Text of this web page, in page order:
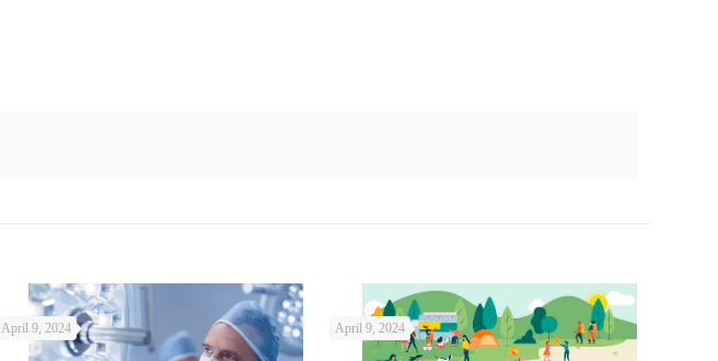
April 9, 2024 April 9, 2024